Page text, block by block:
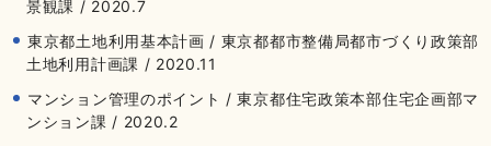
景観課 / 2020.7
東京都土地利用基本計画 / 東京都都市整備局都市づくり政策部
土地利用計画課 / 2020.11
マンション管理のポイント / 東京都住宅政策本部住宅企画部マ
ンション課 / 2020.2